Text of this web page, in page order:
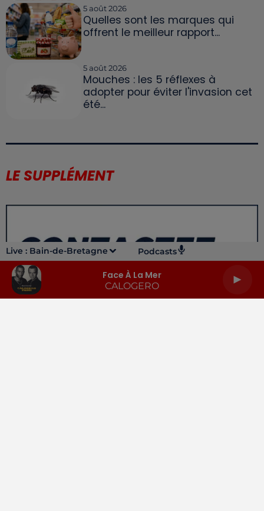
Live : Bain-de-Bretagne Podcasts
Face À La Mer
CALOGERO
5 août 2026
Quelles sont les marques qui
offrent le meilleur rapport...
5 août 2026
Mouches : les 5 réflexes à
adopter pour éviter l'invasion cet
été...
LE SUPPLÉMENT